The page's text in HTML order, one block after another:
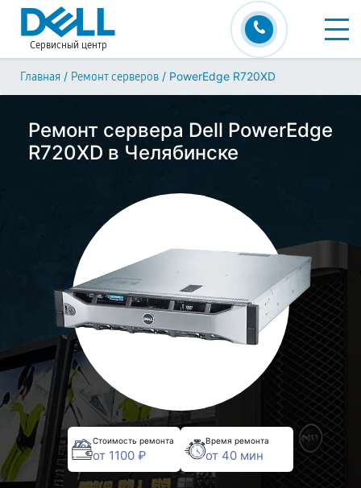
Сервисный центр
Главная / Ремонт серверов / PowerEdge R720XD
Ремонт сервера Dell PowerEdge
R720XD в Челябинске
Стоимость ремонта
от 1100 ₽
Время ремонта
от 40 мин